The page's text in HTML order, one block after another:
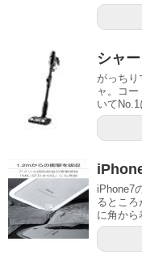
シャ
がっちり
ャ。コ
いて
iPhone7
るとこ
に角から